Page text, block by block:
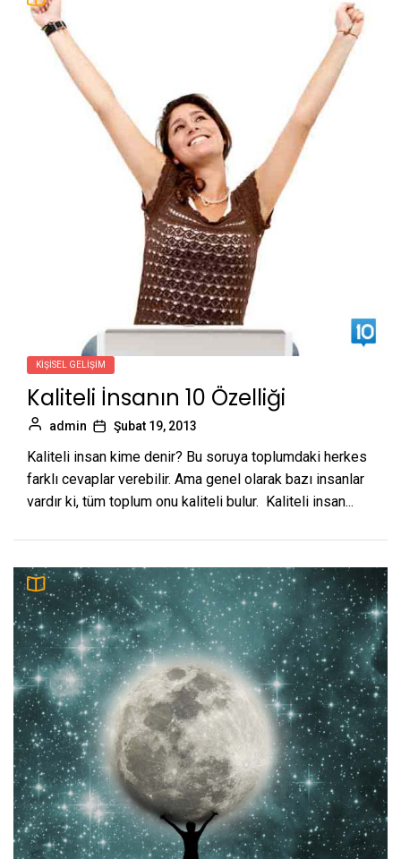
KIŞISEL GELIŞIM
Kaliteli İnsanın 10 Özelliği
admin Şubat 19, 2013
Kaliteli insan kime denir? Bu soruya toplumdaki herkes
farklı cevaplar verebilir. Ama genel olarak bazı insanlar
vardır ki, tüm toplum onu kaliteli bulur. Kaliteli insan...